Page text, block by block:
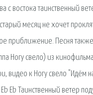
с востока таинственный
месяц не хочет
приближение. Песня также
Ногу свело) из
к Ногу свело "Идём
Eb Таинственный ветер